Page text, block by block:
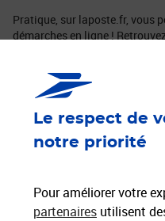
Le respect de
notre priorité
Pour améliorer votre
partenaires utilisent
Pratique, sur laposte.fr, vous
démarches en ligne !
Tarifs
Conditions